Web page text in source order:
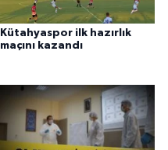
Kütahyaspor ilk hazırlık
maçını kazandı